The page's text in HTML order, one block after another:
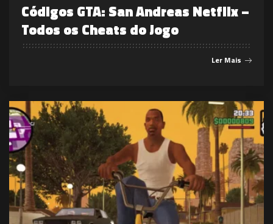
Códigos GTA: San Andreas Netflix –
Todos os Cheats do Jogo
Ler Mais